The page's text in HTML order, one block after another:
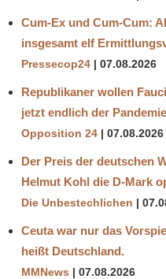
Cum-Ex und Cum-Cum:
insgesamt elf
Pressecop24 07.08.2026
Republikaner wollen
jetzt endlich der
Opposition 24 07.08.2026
Der Preis der deutschen
Helmut Kohl die D‑Mark
Die Unbestechlichen
Ceuta war nur das
heißt Deutschland.
MMNews 07.08.2026